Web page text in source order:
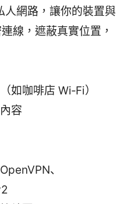
人網路，讓你的裝置與
線，遮蔽真實位置，
如咖啡店 Wi‑Fi）
容
、